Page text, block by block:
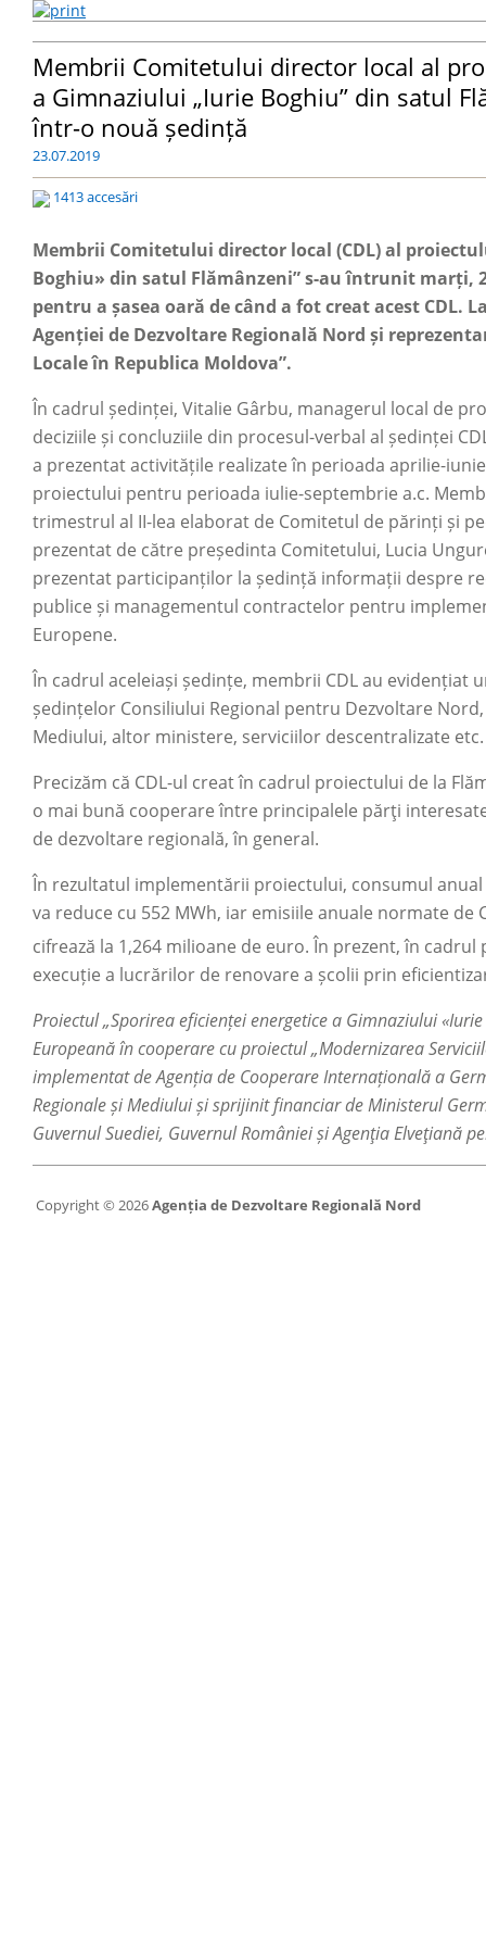
Membrii Comitetului director local al
a Gimnaziului „Iurie Boghiu” din satul
într-o nouă ședință
23.07.2019
1413 accesări
Membrii Comitetului director local (CDL) al
Boghiu» din satul Flămânzeni” s-au întrunit
pentru a șasea oară de când a fot creat acest
Agenției de Dezvoltare Regională Nord și
Locale în Republica Moldova”.
În cadrul ședinței, Vitalie Gârbu, managerul local de
deciziile și concluziile din procesul-verbal al ședinței
a prezentat activitățile realizate în perioada aprilie-
proiectului pentru perioada iulie-septembrie a.c.
trimestrul al II-lea elaborat de Comitetul de părinți și
prezentat de către președinta Comitetului, Lucia
prezentat participanților la ședință informații despre
publice și managementul contractelor pentru
Europene.
În cadrul aceleiași ședințe, membrii CDL au
ședințelor Consiliului Regional pentru Dezvoltare
Mediului, altor ministere, serviciilor descentralizate etc.
Precizăm că CDL-ul creat în cadrul proiectului de la
o mai bună cooperare între principalele părţi
de dezvoltare regională, în general.
În rezultatul implementării proiectului, consumul
va reduce cu 552 MWh, iar emisiile anuale normate de
cifrează la 1,264 milioane de euro. În prezent, în
execuție a lucrărilor de renovare a școlii prin
Proiectul „Sporirea eficienței energetice a Gimnaziului
Europeană în cooperare cu proiectul „Modernizarea
implementat de Agenția de Cooperare Internațională a
Regionale și Mediului și sprijinit financiar de Ministerul
Guvernul Suediei, Guvernul României și Agenţia Elveţiană
Copyright © 2026Agenția de Dezvoltare Regională Nord